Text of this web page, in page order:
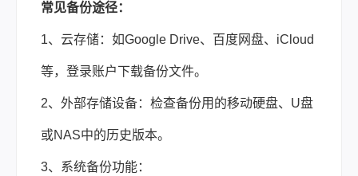
常见备份途径：
1、云存储：如Google Drive、百度网盘、iCloud
等，登录账户下载备份文件。
2、外部存储设备：检查备份用的移动硬盘、U盘
或NAS中的历史版本。
3、系统备份功能：